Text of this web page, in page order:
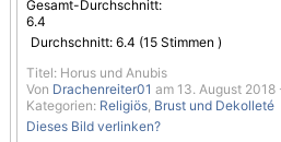
Gesamt-Durchschnitt:
6.4
Durchschnitt: 6.4 (15 Stimmen )
Titel: Horus und Anubis
Von Drachenreiter01 am 13. August
Kategorien: Religiös, Brust und Dekolleté
Dieses Bild verlinken?